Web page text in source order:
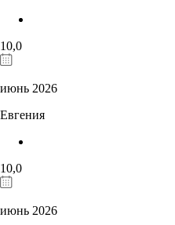
10,0
июнь 2026
Евгения
10,0
июнь 2026